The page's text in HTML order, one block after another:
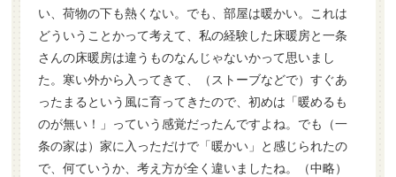
い、荷物の下も熱くない。でも、部屋は暖かい。これは
どういうことかって考えて、私の経験した床暖房と一条
さんの床暖房は違うものなんじゃないかって思いまし
た。寒い外から入ってきて、（ストーブなどで）すぐあ
ったまるという風に育ってきたので、初めは「暖めるも
のが無い！」っていう感覚だったんですよね。でも（一
条の家は）家に入っただけで「暖かい」と感じられたの
で、何ていうか、考え方が全く違いましたね。（中略）